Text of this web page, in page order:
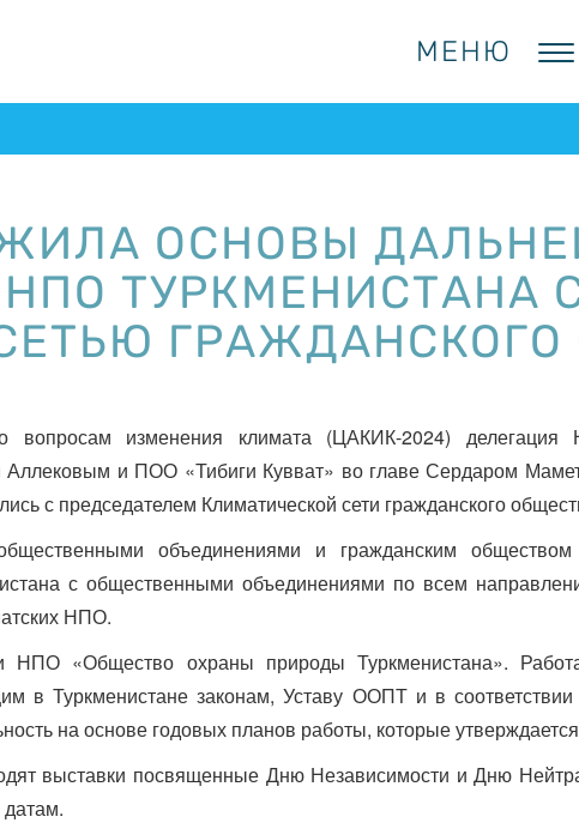
МЕНЮ
МЕНЮ
ОСНОВЫ
ТУРКМЕНИСТАНА
вопросам изменения климата (ЦАКИК-2024)
и ПОО «Тибиги Кувват» во главе Сердаром
с председателем Климатической сети гражданского
объединениями и гражданским
с общественными объединениями по всем
НПО.
НПО «Общество охраны природы Туркменистана».
в Туркменистане законам, Уставу ООПТ и в
на основе годовых планов работы, которые
выставки посвященные Дню Независимости и Дню